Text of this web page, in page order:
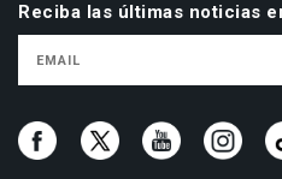
Reciba las últimas noticias